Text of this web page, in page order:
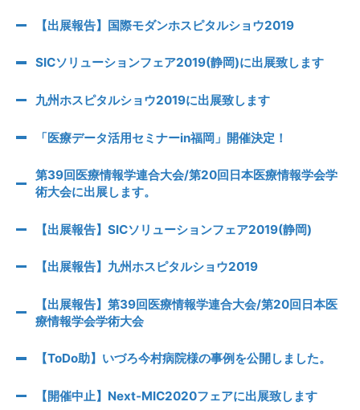
【出展報告】国際モダンホスピタルショウ2019
SICソリューションフェア2019(静岡)に出展致します
九州ホスピタルショウ2019に出展致します
「医療データ活用セミナーin福岡」開催決定！
第39回医療情報学連合大会/第20回日本医療情報学会学
術大会に出展します。
【出展報告】SICソリューションフェア2019(静岡)
【出展報告】九州ホスピタルショウ2019
【出展報告】第39回医療情報学連合大会/第20回日本医
療情報学会学術大会
【ToDo助】いづろ今村病院様の事例を公開しました。
【開催中止】Next-MIC2020フェアに出展致します